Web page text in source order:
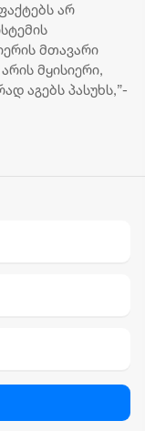
არ
მთავარი
მყისიერი,
აგებს პასუხს,”-